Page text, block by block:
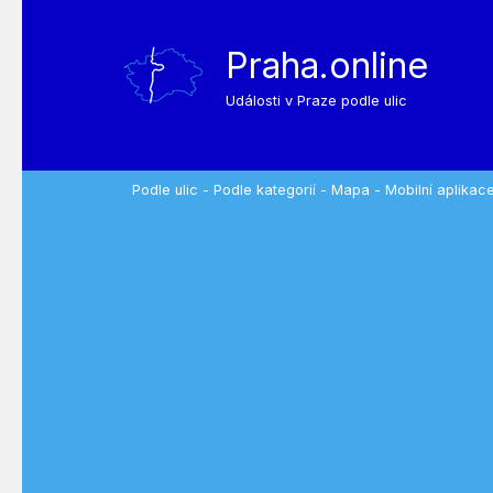
Praha.online
Události v Praze podle ulic
Podle ulic - Podle kategorií - Mapa - Mobilní